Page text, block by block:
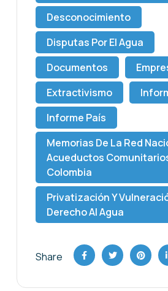
Desconocimiento
Disputas Por El Agua
Documentos
Extractivismo
Informe País
Memorias De La Red
Acueductos
Colombia
Privatización Y
Derecho Al Agua
Share